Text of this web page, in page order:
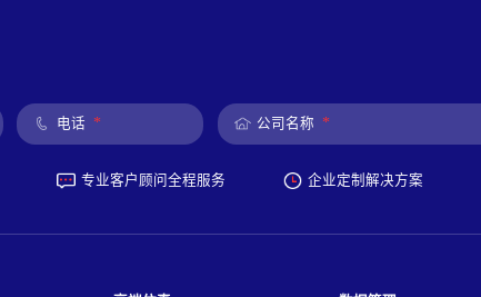
电话 * 公司名称 *
专业客户顾问全程服务 企业定制解决方案